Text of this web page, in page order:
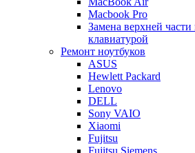
Macbook Pro
Замена верхней
клавиатурой
Ремонт ноутбуков
ASUS
Hewlett Packard
Lenovo
DELL
Sony VAIO
Xiaomi
Fujitsu
Fujitsu Siemens